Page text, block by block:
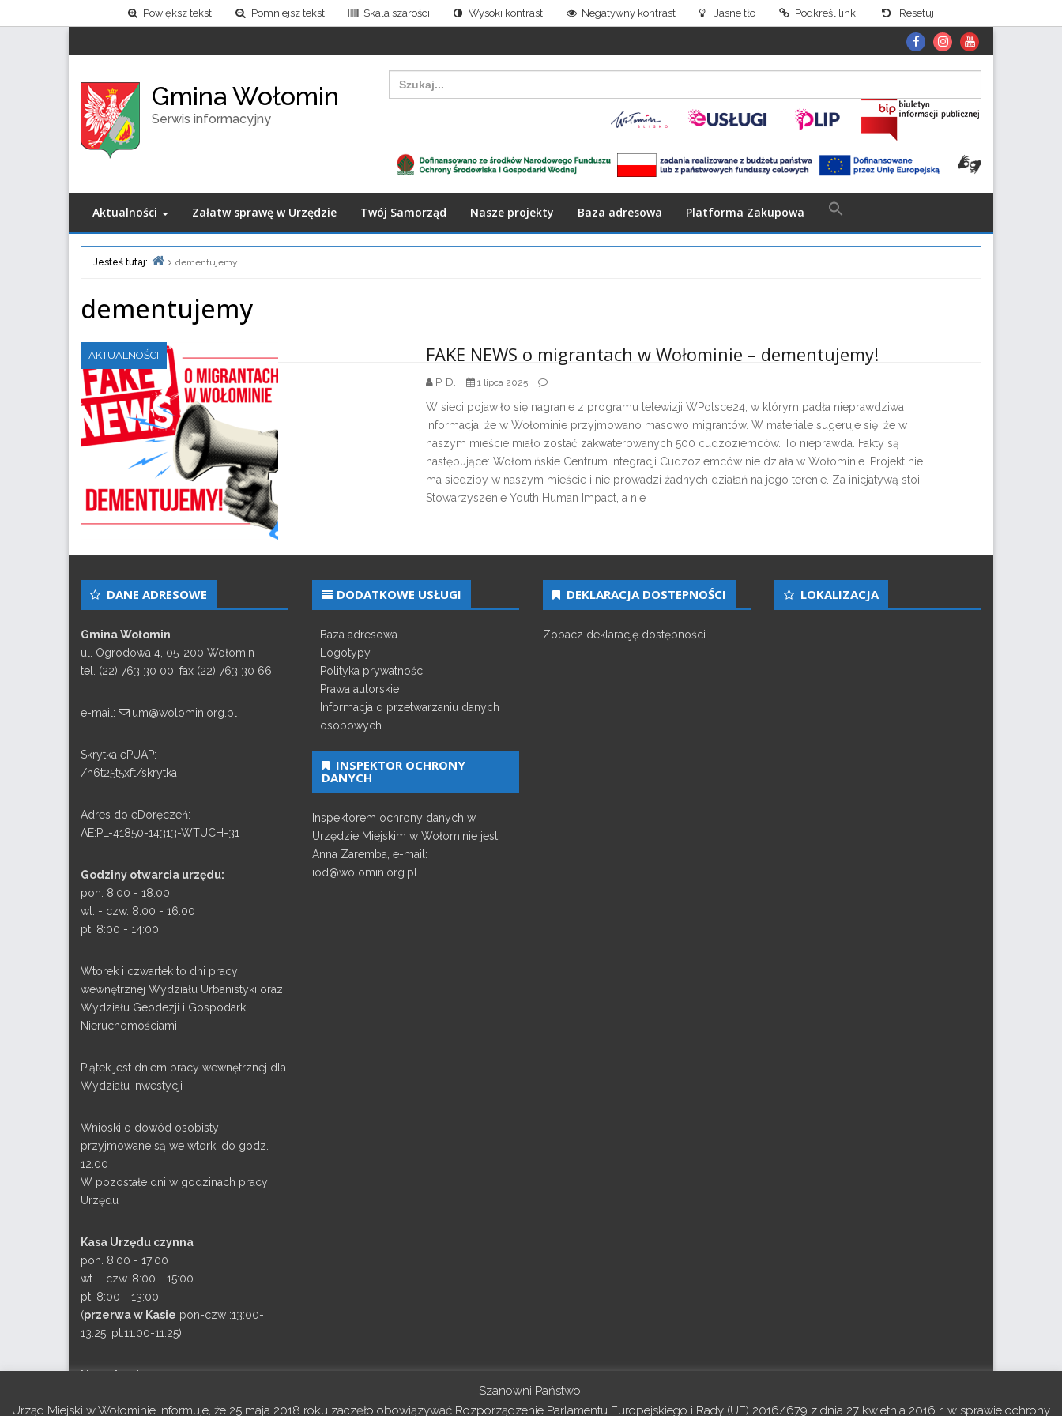
Powiększ tekst Pomniejsz tekst Skala szarości Wysoki kontrast Negatywny kontrast Jasne tło Podkreśl linki Resetuj
fb Instagram
You
Gmina Wołomin
Serwis informacyjny
Search
for:
.
Aktualności Załatw sprawę w Urzędzie Twój Samorząd Nasze projekty Baza adresowa Platforma Zakupowa
Jesteś tutaj:
dementujemy
dementujemy
AKTUALNOŚCI FAKE NEWS o migrantach w Wołominie – dementujemy!
P. D. 1 lipca 2025
W sieci pojawiło się nagranie z programu telewizji WPolsce24, w którym padła nieprawdziwa
informacja, że w Wołominie przyjmowano masowo migrantów. W materiale sugeruje się, że w
naszym mieście miało zostać zakwaterowanych 500 cudzoziemców. To nieprawda. Fakty są
następujące: Wołomińskie Centrum Integracji Cudzoziemców nie działa w Wołominie. Projekt nie
ma siedziby w naszym mieście i nie prowadzi żadnych działań na jego terenie. Za inicjatywą stoi
Stowarzyszenie Youth Human Impact, a nie
DANE ADRESOWE
Gmina Wołomin
ul. Ogrodowa 4, 05-200 Wołomin
tel. (22) 763 30 00, fax (22) 763 30 66
e-mail: um@wolomin.org.pl
Skrytka ePUAP:
/h6t25t5xft/skrytka
Adres do eDoręczeń:
AE:PL-41850-14313-WTUCH-31
Godziny otwarcia urzędu:
pon. 8:00 - 18:00
wt. - czw. 8:00 - 16:00
pt. 8:00 - 14:00
Wtorek i czwartek to dni pracy
wewnętrznej Wydziału Urbanistyki oraz
Wydziału Geodezji i Gospodarki
Nieruchomościami
Piątek jest dniem pracy wewnętrznej dla
Wydziału Inwestycji
Wnioski o dowód osobisty
przyjmowane są we wtorki do godz.
12.00
W pozostałe dni w godzinach pracy
Urzędu
Kasa Urzędu czynna
pon. 8:00 - 17:00
wt. - czw. 8:00 - 15:00
pt. 8:00 - 13:00
(przerwa w Kasie pon-czw :13:00-
13:25, pt:11:00-11:25)
Nr rachunku:
Opłata skarbowa:
DODATKOWE USŁUGI
Baza adresowa
Logotypy
Polityka prywatności
Prawa autorskie
Informacja o przetwarzaniu danych
osobowych
INSPEKTOR OCHRONY
DANYCH
Inspektorem ochrony danych w
Urzędzie Miejskim w Wołominie jest
Anna Zaremba, e-mail:
iod@wolomin.org.pl
DEKLARACJA DOSTEPNOŚCI
Zobacz deklarację dostępności
LOKALIZACJA
Szanowni Państwo,
Urząd Miejski w Wołominie informuje, że 25 maja 2018 roku zaczęło obowiązywać Rozporządzenie Parlamentu Europejskiego i Rady (UE) 2016/679 z dnia 27 kwietnia 2016 r. w sprawie ochrony